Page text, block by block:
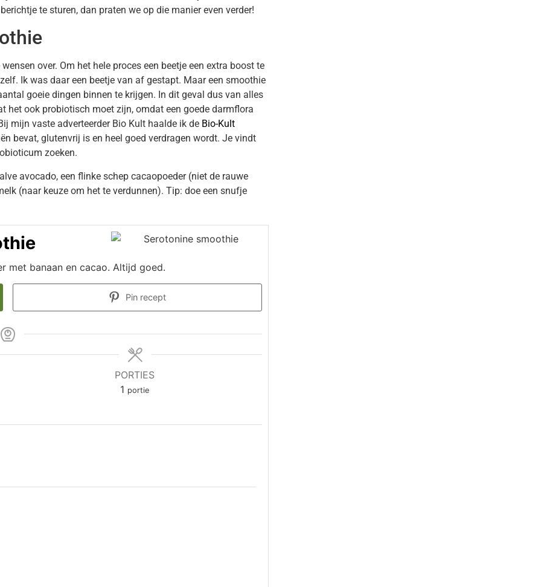
te sturen, dan praten we op die manier even verder!
over. Om het hele proces een beetje een extra boost te
Ik was daar een beetje van af gestapt. Maar een smoothie
goeie dingen binnen te krijgen. In dit geval dus van alles
het ook probiotisch moet zijn, omdat een goede darmflora
mijn vaste adverteerder Bio Kult haalde ik de Bio-Kult
bevat, glutenvrij is en heel goed verdragen wordt. Je vindt
zoeken.
avocado, een flinke schep cacaopoeder (niet de rauwe
(naar keuze om het te verdunnen). Tip: doe een snufje
met banaan en cacao. Altijd goed.
Pin recept
PORTIES
1 portie